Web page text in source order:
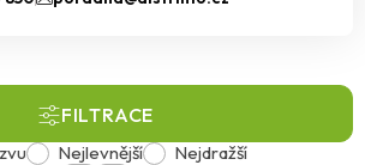
FILTRACE
Nejlevnější Nejdražší